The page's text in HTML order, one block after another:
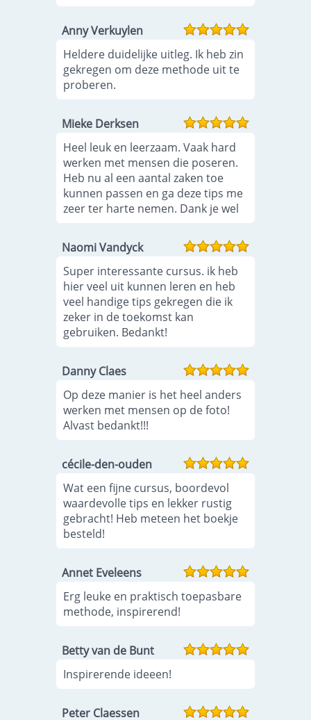
Anny Verkuylen
Heldere duidelijke uitleg. Ik heb zin
gekregen om deze methode uit te
proberen.
Mieke Derksen
Heel leuk en leerzaam. Vaak hard
werken met mensen die poseren.
Heb nu al een aantal zaken toe
kunnen passen en ga deze tips me
zeer ter harte nemen. Dank je wel
Naomi Vandyck
Super interessante cursus. ik heb
hier veel uit kunnen leren en heb
veel handige tips gekregen die ik
zeker in de toekomst kan
gebruiken. Bedankt!
Danny Claes
Op deze manier is het heel anders
werken met mensen op de foto!
Alvast bedankt!!!
cécile-den-ouden
Wat een fijne cursus, boordevol
waardevolle tips en lekker rustig
gebracht! Heb meteen het boekje
besteld!
Annet Eveleens
Erg leuke en praktisch toepasbare
methode, inspirerend!
Betty van de Bunt
Inspirerende ideeen!
Peter Claessen